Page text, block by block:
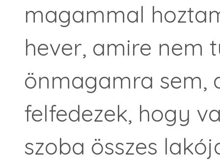
magammal
hever, amire nem
önmagamra sem,
felfedezek, hogy
szoba összes